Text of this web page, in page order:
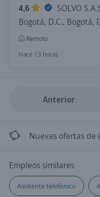
4,6
SOLVO
Bogotá, D.C., Bogotá,
Remoto
Hace 13 horas
Anterior
Nuevas ofertas de
Empleos similares
Asistente telefónico